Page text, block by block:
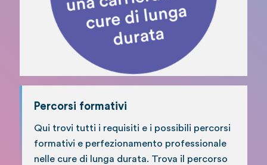
Percorsi formativi
Qui trovi tutti i requisiti e i possibili percorsi
formativi e perfezionamento professionale
nelle cure di lunga durata. Trova il percorso